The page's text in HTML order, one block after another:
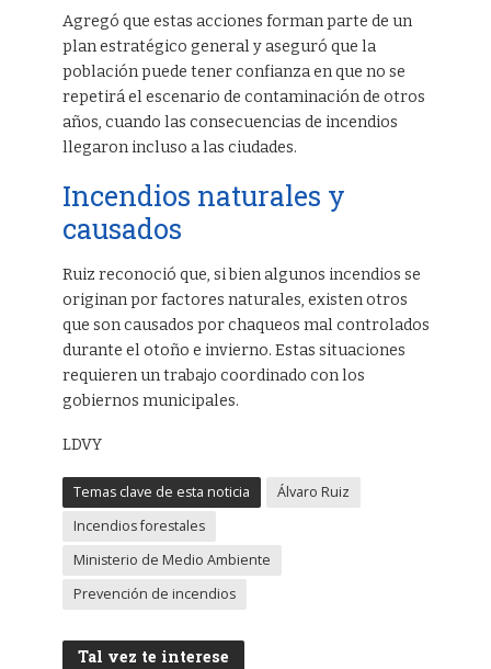
Agregó que estas acciones forman parte de un
plan estratégico general y aseguró que la
población puede tener confianza en que no se
repetirá el escenario de contaminación de otros
años, cuando las consecuencias de incendios
llegaron incluso a las ciudades.
Incendios naturales y
causados
Ruiz reconoció que, si bien algunos incendios se
originan por factores naturales, existen otros
que son causados por chaqueos mal controlados
durante el otoño e invierno. Estas situaciones
requieren un trabajo coordinado con los
gobiernos municipales.
LDVY
Temas clave de esta noticia
Álvaro Ruiz
Incendios forestales
Ministerio de Medio Ambiente
Prevención de incendios
Tal vez te interese